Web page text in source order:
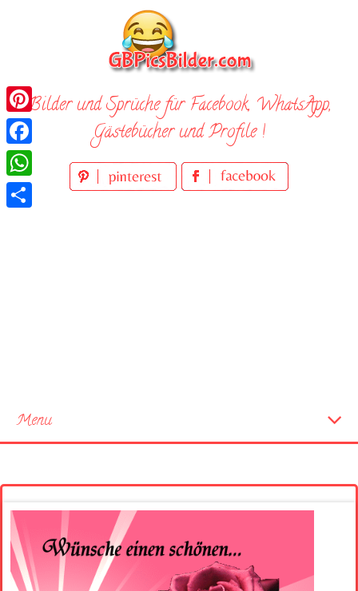
Bilder und Sprüche für Facebook, WhatsApp,
Gästebücher und Profile !
Menu
Pinterest
Facebook
WhatsApp